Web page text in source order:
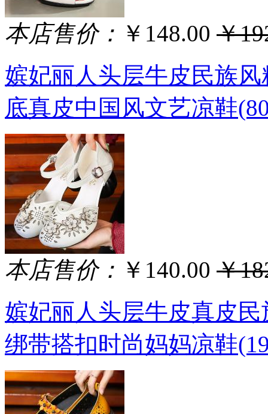
本店售价： ￥148.00 ￥
嫔妃丽人头层牛皮民族
底真皮中国风文艺凉鞋
本店售价： ￥140.00 ￥
嫔妃丽人头层牛皮真皮
绑带搭扣时尚妈妈凉鞋